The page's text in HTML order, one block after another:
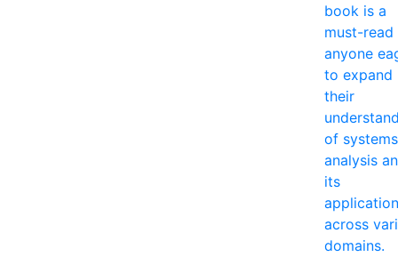
book is a
must-
anyone
to expand
their
of systems
analysis
its
across
domains.